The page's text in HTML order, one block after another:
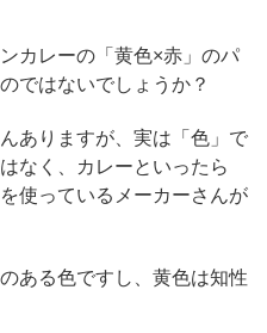
カレーの「黄色×赤」のパ
ではないでしょうか？
ありますが、実は「色」で
なく、カレーといったら
使っているメーカーさんが
ある色ですし、黄色は知性